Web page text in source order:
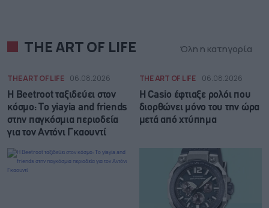
THE ART OF LIFE Όλη η κατηγορία
THE ART OF LIFE 06.08.2026
Η Beetroot ταξιδεύει στον
κόσμο: Το yiayia and friends
στην παγκόσμια περιοδεία
για τον Αντόνι Γκαουντί
THE ART OF LIFE 06.08.2026
Η Casio έφτιαξε ρολόι που
διορθώνει μόνο του την ώρα
μετά από χτύπημα